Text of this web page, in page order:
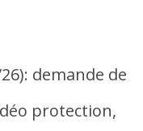
demande de
protection,